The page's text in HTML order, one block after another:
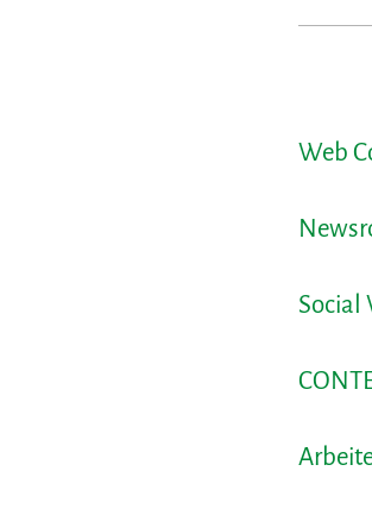
Web
Social